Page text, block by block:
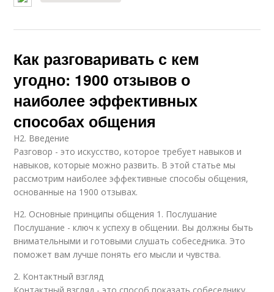
Как разговаривать с кем
угодно: 1900 отзывов о
наиболее эффективных
способах общения
H2. Введение
Разговор - это искусство, которое требует навыков и
навыков, которые можно развить. В этой статье мы
рассмотрим наиболее эффективные способы общения,
основанные на 1900 отзывах.
H2. Основные принципы общения 1. Послушание
Послушание - ключ к успеху в общении. Вы должны быть
внимательными и готовыми слушать собеседника. Это
поможет вам лучше понять его мысли и чувства.
2. Контактный взгляд